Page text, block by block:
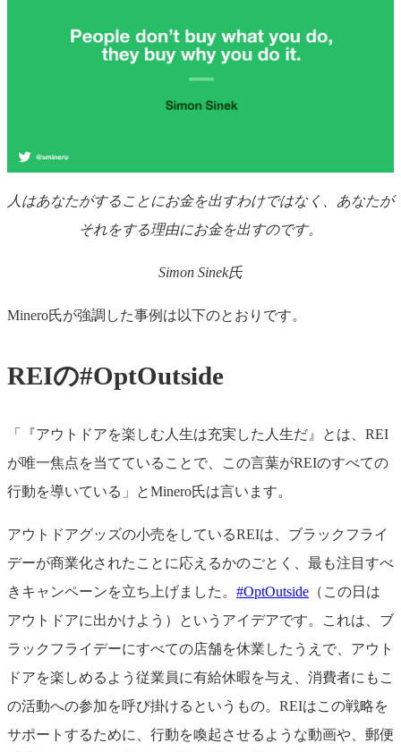
人はあなたがすることにお金を出すわけではなく、あなたが
それをする理由にお金を出すのです。
Simon Sinek氏
Minero氏が強調した事例は以下のとおりです。
REIの#OptOutside
「『アウトドアを楽しむ人生は充実した人生だ』とは、REI
が唯一焦点を当てていることで、この言葉がREIのすべての
行動を導いている」とMinero氏は言います。
アウトドアグッズの小売をしているREIは、ブラックフライ
デーが商業化されたことに応えるかのごとく、最も注目すべ
きキャンペーンを立ち上げました。 #OptOutside （この日は
アウトドアに出かけよう）というアイデアです。これは、ブ
ラックフライデーにすべての店舗を休業したうえで、アウト
ドアを楽しめるよう従業員に有給休暇を与え、消費者にもこ
の活動への参加を呼び掛けるというもの。REIはこの戦略を
サポートするために、行動を喚起させるような動画や、郵便